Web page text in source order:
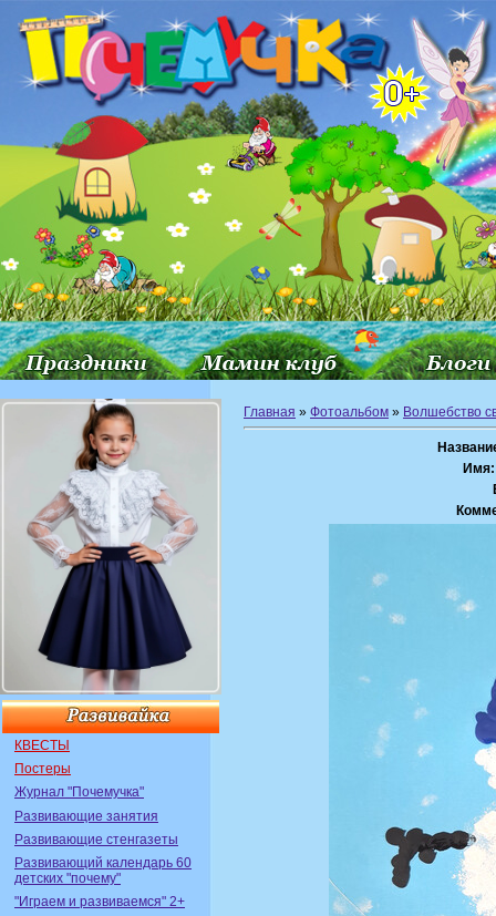
КВЕСТЫ
Постеры
Журнал "Почемучка"
Развивающие занятия
Развивающие стенгазеты
Развивающий календарь 60
детских "почему"
"Играем и развиваемся" 2+
Главная » Фотоальбом » Волшебство
Имя: